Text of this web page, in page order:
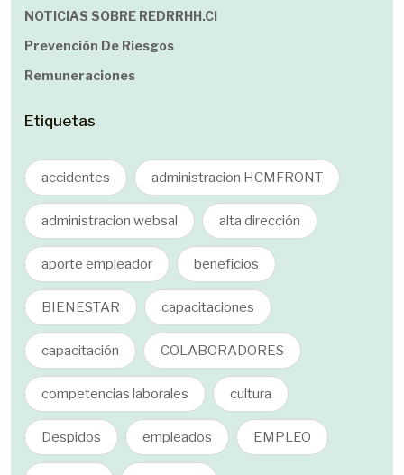
NOTICIAS SOBRE REDRRHH.cl
Prevención De Riesgos
Remuneraciones
Etiquetas
accidentes administracion HCMFRONT
administracion websal alta dirección
aporte empleador beneficios
BIENESTAR capacitaciones
capacitación COLABORADORES
competencias laborales cultura
Despidos empleados EMPLEO